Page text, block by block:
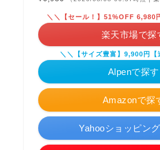
Amazonで探
＼＼【セール！】51%OFF 6,980
楽天市場で探
Yahooショッピン
＼＼【サイズ豊富】9,900円【
Alpenで探す